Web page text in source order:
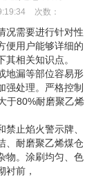
次数：
况需要进行针对性
便用户能够详细的
相关知识点。
地漏等部位容易形
强处理。严格控制
于80%耐磨聚乙烯
止焰火警示牌、
、耐磨聚乙烯煤仓
物。涂刷均匀、色
衬前，